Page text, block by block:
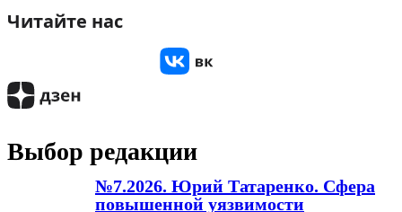
Читайте нас
Выбор редакции
№7.2026. Юрий Татаренко. Сфера
повышенной уязвимости